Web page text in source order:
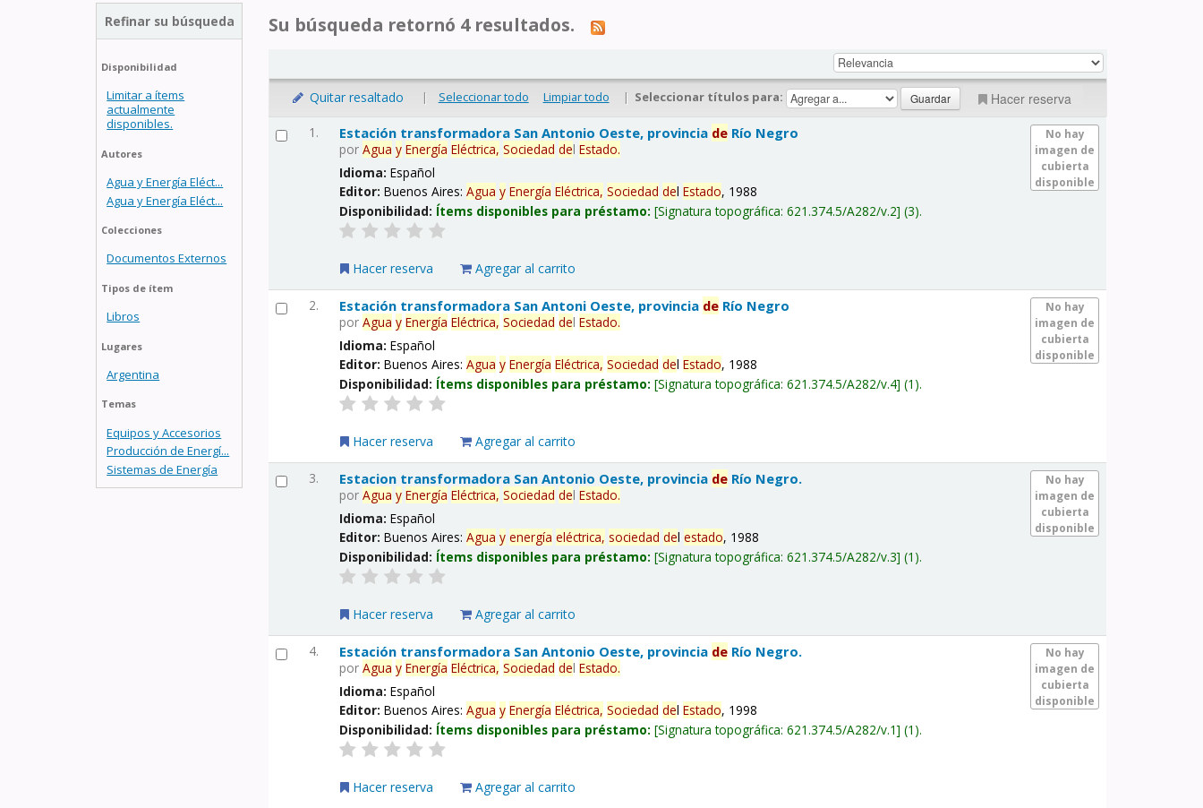
Refinar su búsqueda
Disponibilidad
Limitar a ítems
actualmente
disponibles.
Autores
Agua y Energía Eléct...
Agua y Energía Eléct...
Colecciones
Documentos Externos
Tipos de ítem
Libros
Lugares
Argentina
Temas
Equipos y Accesorios
Producción de Energí...
Sistemas de Energía
Su búsqueda retornó 4 resultados.
Quitar resaltado | Seleccionar todo Limpiar todo | Seleccionar títulos para: Hacer reserva
1.
No hay
imagen de
cubierta
disponible
Estación transformadora San Antonio Oeste, provincia de Río Negro
porAgua y Energía Eléctrica, Sociedad delEstado.
Idioma:Español
Editor:Buenos Aires:Agua y Energía Eléctrica, Sociedad delEstado, 1988
Disponibilidad: Ítems disponibles para préstamo: Signatura topográfica:621.374.5/A282/v.2 (3).
Hacer reserva Agregar al carrito
2.
No hay
imagen de
cubierta
disponible
Estación transformadora San Antoni Oeste, provincia de Río Negro
porAgua y Energía Eléctrica, Sociedad delEstado.
Idioma:Español
Editor:Buenos Aires:Agua y Energía Eléctrica, Sociedad delEstado, 1988
Disponibilidad: Ítems disponibles para préstamo: Signatura topográfica:621.374.5/A282/v.4 (1).
Hacer reserva Agregar al carrito
3.
No hay
imagen de
cubierta
disponible
Estacion transformadora San Antonio Oeste, provincia de Río Negro.
porAgua y Energía Eléctrica, Sociedad delEstado.
Idioma:Español
Editor:Buenos Aires:Agua y energía eléctrica, sociedad delestado, 1988
Disponibilidad: Ítems disponibles para préstamo: Signatura topográfica:621.374.5/A282/v.3 (1).
Hacer reserva Agregar al carrito
4.
No hay
imagen de
cubierta
disponible
Estación transformadora San Antonio Oeste, provincia de Río Negro.
porAgua y Energía Eléctrica, Sociedad delEstado.
Idioma:Español
Editor:Buenos Aires:Agua y Energía Eléctrica, Sociedad delEstado, 1998
Disponibilidad: Ítems disponibles para préstamo: Signatura topográfica:621.374.5/A282/v.1 (1).
Hacer reserva Agregar al carrito